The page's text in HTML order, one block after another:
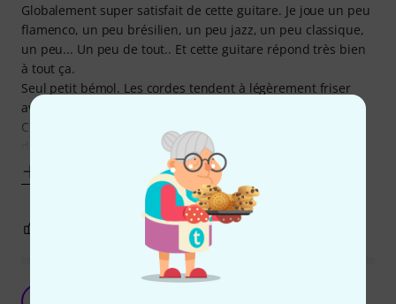
Globalement super satisfait de cette guitare. Je joue un peu
flamenco, un peu brésilien, un peu jazz, un peu classique,
un peu... Un peu de tout.. Et cette guitare répond très bien
à tout ça.
Seul petit bémol. Les cordes tendent à légèrement friser
avec un capodastre. Sinon, parfaite.
C'est devenue ma chouchou (j'ai une godin grand concert
SIGNALER L'ÉVALUATION